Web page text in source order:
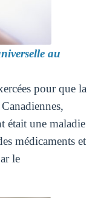
au
pour que la
était une maladie
médicaments et
le